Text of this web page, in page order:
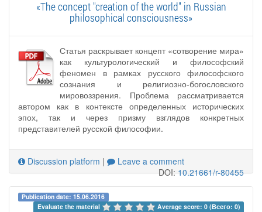
«The concept "creation of the world" in Russian
philosophical consciousness»
Статья раскрывает концепт «сотворение мира»
как культурологический и философский
феномен в рамках русского философского
сознания и религиозно-богословского
мировоззрения. Проблема рассматривается
автором как в контексте определенных исторических
эпох, так и через призму взглядов конкретных
представителей русской философии.
Discussion platform |
Leave a comment
DOI:10.21661/r-80455
Publication date: 15.06.2016
Evaluate the material
Average score: 0 (Всего: 0)